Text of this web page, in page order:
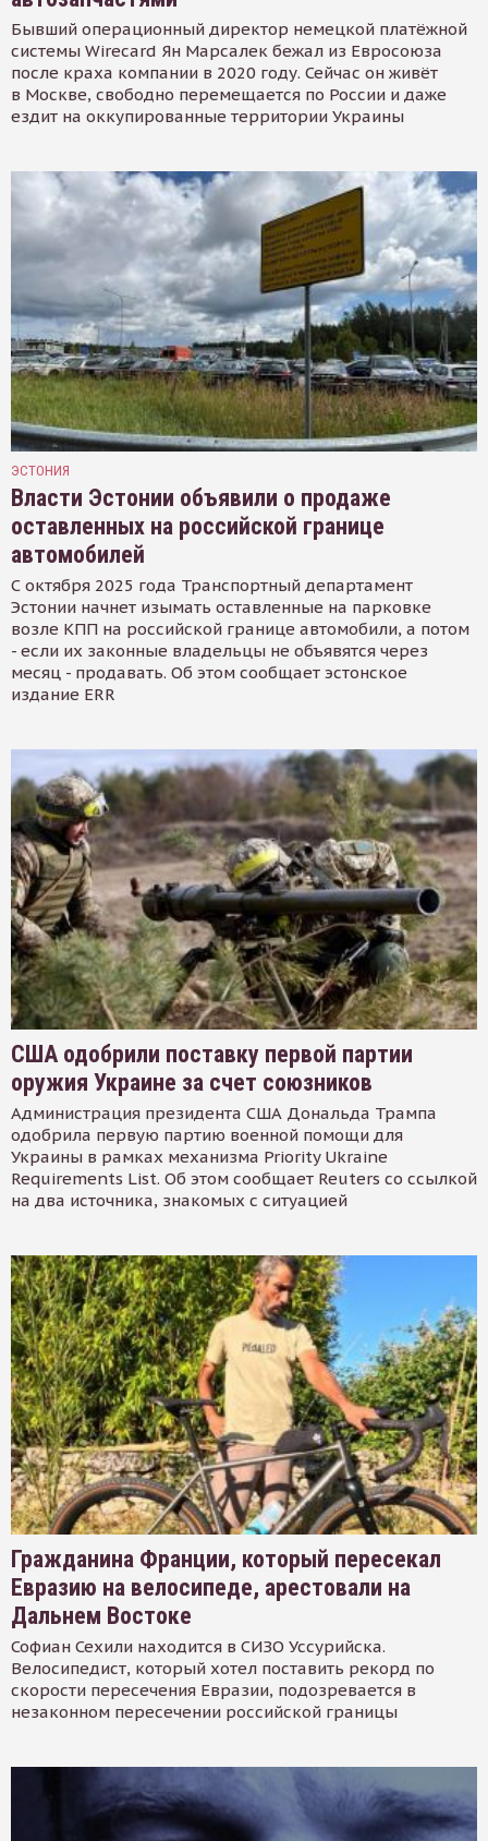
Бывший операционный директор немецкой платёжной
системы Wirecard Ян Марсалек бежал из Евросоюза
после краха компании в 2020 году. Сейчас он живёт
в Москве, свободно перемещается по России и даже
ездит на оккупированные территории Украины
ЭСТОНИЯ
Власти Эстонии объявили о продаже
оставленных на российской границе
автомобилей
С октября 2025 года Транспортный департамент
Эстонии начнет изымать оставленные на парковке
возле КПП на российской границе автомобили, а потом
- если их законные владельцы не объявятся через
месяц - продавать. Об этом сообщает эстонское
издание ERR
США одобрили поставку первой партии
оружия Украине за счет союзников
Администрация президента США Дональда Трампа
одобрила первую партию военной помощи для
Украины в рамках механизма Priority Ukraine
Requirements List. Об этом сообщает Reuters со ссылкой
на два источника, знакомых с ситуацией
Гражданина Франции, который пересекал
Евразию на велосипеде, арестовали на
Дальнем Востоке
Софиан Сехили находится в СИЗО Уссурийска.
Велосипедист, который хотел поставить рекорд по
скорости пересечения Евразии, подозревается в
незаконном пересечении российской границы